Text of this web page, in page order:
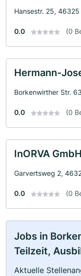
Hansestr. 25,
0.0 (0
Hermann-
Borkenwirther Str.
0.0 (0
InORVA GmbH
Garvertsweg 2,
0.0 (0
Jobs in
Teilzeit,
Aktuelle